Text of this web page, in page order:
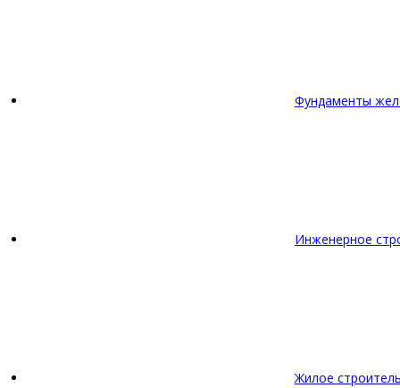
Фундаменты
Инженерное
Жилое